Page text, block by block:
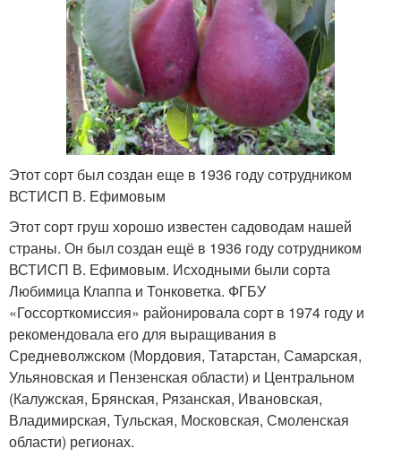
Этот сорт был создан еще в 1936 году сотрудником
ВСТИСП В. Ефимовым
Этот сорт груш хорошо известен садоводам нашей
страны. Он был создан ещё в 1936 году сотрудником
ВСТИСП В. Ефимовым. Исходными были сорта
Любимица Клаппа и Тонковетка. ФГБУ
«Госсорткомиссия» районировала сорт в 1974 году и
рекомендовала его для выращивания в
Средневолжском (Мордовия, Татарстан, Самарская,
Ульяновская и Пензенская области) и Центральном
(Калужская, Брянская, Рязанская, Ивановская,
Владимирская, Тульская, Московская, Смоленская
области) регионах.